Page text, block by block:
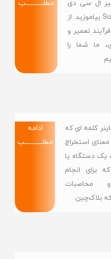
ال سی دی
سرفیس Surface بیاموزید. از
تعمیر و
ما شما را
مطلــــــــــــب
کلمه ای که
استخراج
یک دستگاه یا
برای انجام
و محاصبات
بلاک‌چین
ادامه
مطلــــــــــــب